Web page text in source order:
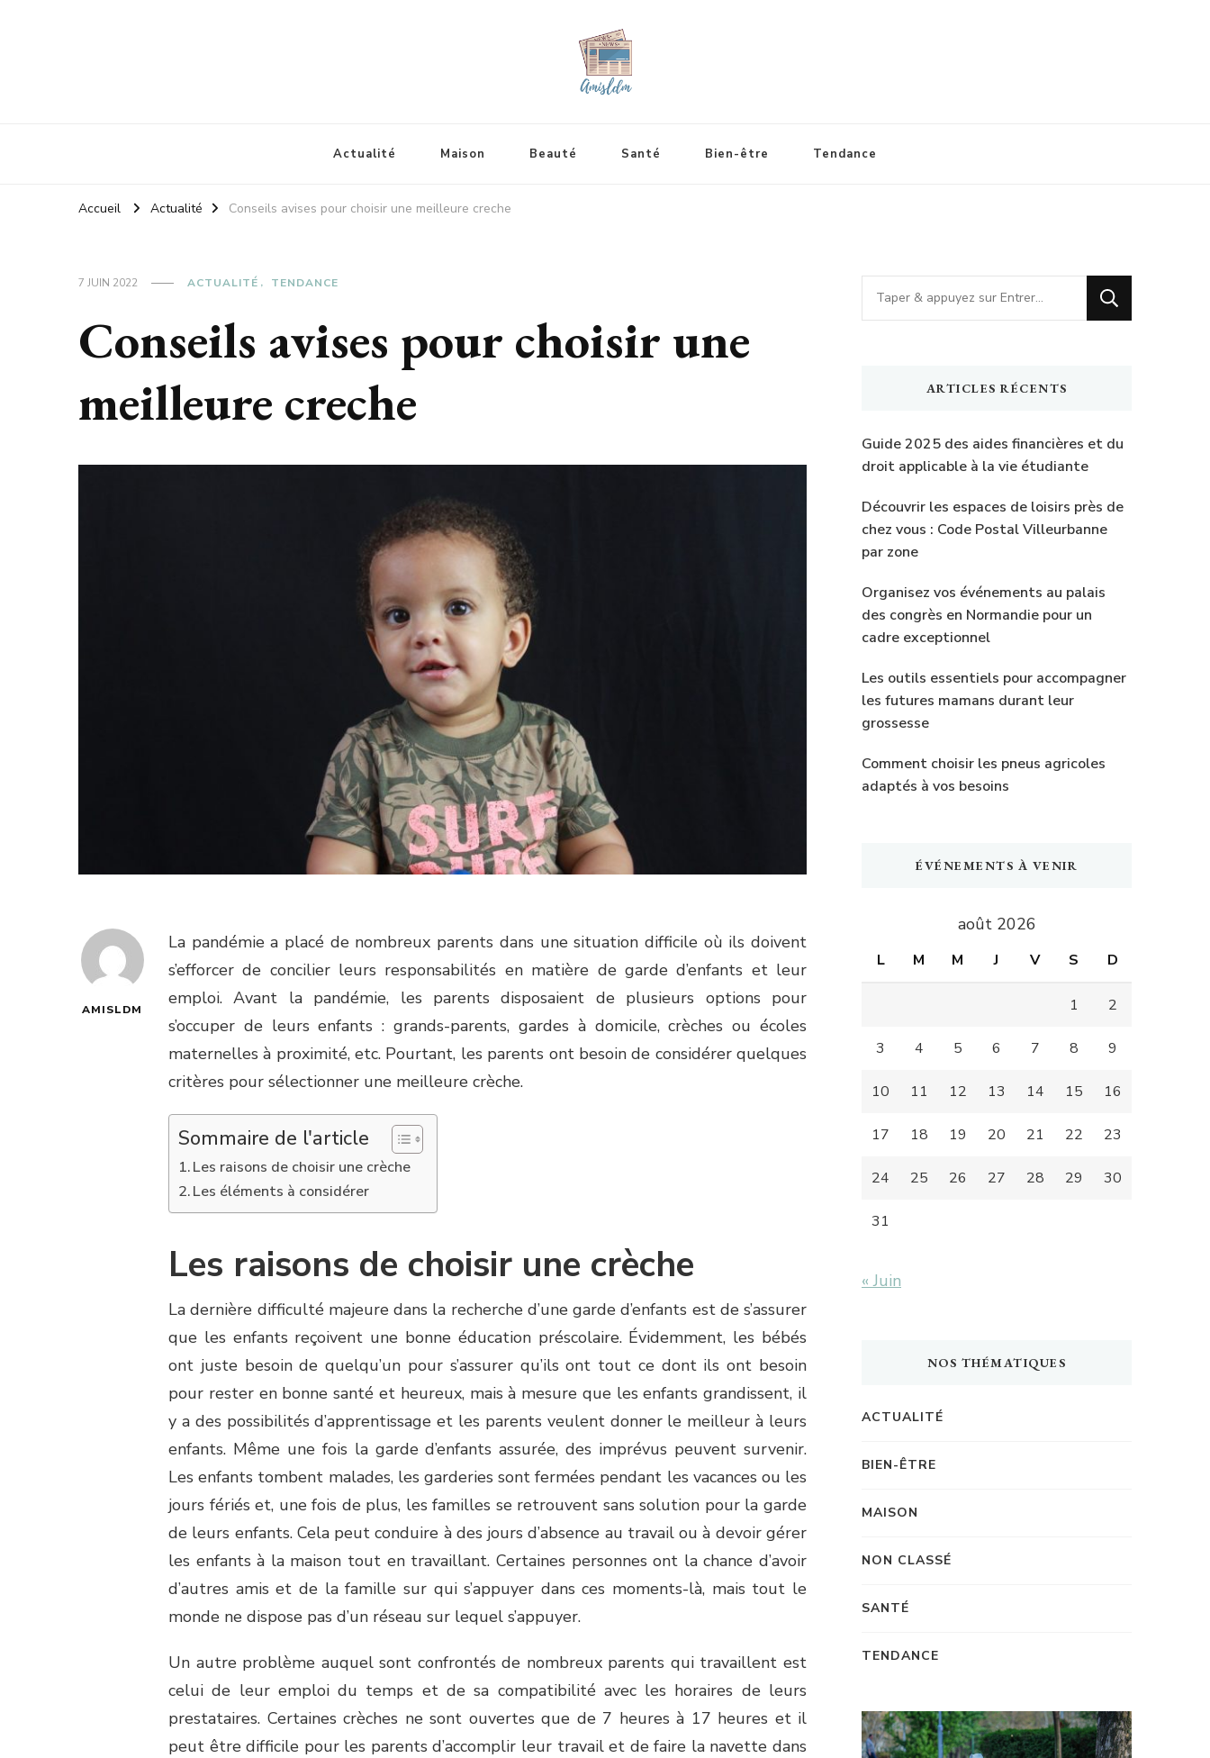
Actualité Maison Beauté Santé Bien-être Tendance
Accueil Actualité Conseils avises pour choisir une meilleure creche
7 JUIN 2022 ACTUALITÉ TENDANCE
Conseils avises pour choisir une
meilleure creche
AMISLDM
La pandémie a placé de nombreux parents dans une situation difficile où ils doivent
s’efforcer de concilier leurs responsabilités en matière de garde d’enfants et leur
emploi. Avant la pandémie, les parents disposaient de plusieurs options pour
s’occuper de leurs enfants : grands-parents, gardes à domicile, crèches ou écoles
maternelles à proximité, etc. Pourtant, les parents ont besoin de considérer quelques
critères pour sélectionner une meilleure crèche.
Sommaire de l'article
Les raisons de choisir une crèche
Les éléments à considérer
Les raisons de choisir une crèche
La dernière difficulté majeure dans la recherche d’une garde d’enfants est de s’assurer
que les enfants reçoivent une bonne éducation préscolaire. Évidemment, les bébés
ont juste besoin de quelqu’un pour s’assurer qu’ils ont tout ce dont ils ont besoin
pour rester en bonne santé et heureux, mais à mesure que les enfants grandissent, il
y a des possibilités d’apprentissage et les parents veulent donner le meilleur à leurs
enfants. Même une fois la garde d’enfants assurée, des imprévus peuvent survenir.
Les enfants tombent malades, les garderies sont fermées pendant les vacances ou les
jours fériés et, une fois de plus, les familles se retrouvent sans solution pour la garde
de leurs enfants. Cela peut conduire à des jours d’absence au travail ou à devoir gérer
les enfants à la maison tout en travaillant. Certaines personnes ont la chance d’avoir
d’autres amis et de la famille sur qui s’appuyer dans ces moments-là, mais tout le
monde ne dispose pas d’un réseau sur lequel s’appuyer.
Un autre problème auquel sont confrontés de nombreux parents qui travaillent est
celui de leur emploi du temps et de sa compatibilité avec les horaires de leurs
prestataires. Certaines crèches ne sont ouvertes que de 7 heures à 17 heures et il
peut être difficile pour les parents d’accomplir leur travail et de faire la navette dans
Vous
recherchiez
ARTICLES RÉCENTS
Guide 2025 des aides financières et du
droit applicable à la vie étudiante
Découvrir les espaces de loisirs près de
chez vous : Code Postal Villeurbanne
par zone
Organisez vos événements au palais
des congrès en Normandie pour un
cadre exceptionnel
Les outils essentiels pour accompagner
les futures mamans durant leur
grossesse
Comment choisir les pneus agricoles
adaptés à vos besoins
ÉVÉNEMENTS À VENIR
août 2026
L M M J V S D
1 2
3 4 5 6 7 8 9
10 11 12 13 14 15 16
17 18 19 20 21 22 23
24 25 26 27 28 29 30
31
« Juin
NOS THÉMATIQUES
ACTUALITÉ
BIEN-ÊTRE
MAISON
NON CLASSÉ
SANTÉ
TENDANCE